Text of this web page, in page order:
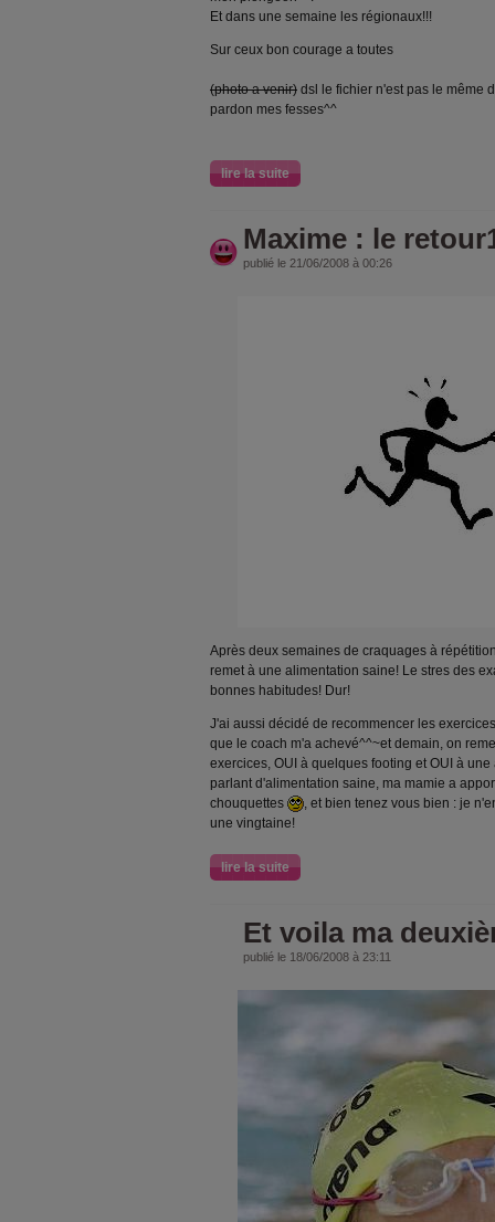
Et dans une semaine les régionaux!!!
Sur ceux bon courage a toutes
(photo a venir) dsl le fichier n'est pas le même
pardon mes fesses^^
lire la suite
Maxime : le
publié le 21/06/2008 à 00:26
Après deux semaines de craquages à
remet à une alimentation saine! Le stres des
bonnes habitudes! Dur!
J'ai aussi décidé de recommencer les
que le coach m'a achevé^^~et demain, on
exercices, OUI à quelques footing et OUI à
parlant d'alimentation saine, ma mamie a
chouquettes
, et bien tenez vous bien : je
une vingtaine!
lire la suite
Et voila ma
publié le 18/06/2008 à 23:11